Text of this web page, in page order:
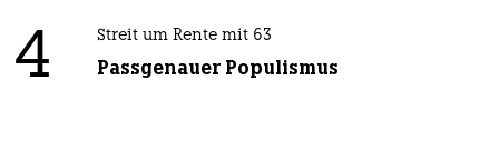
4 Streit um Rente mit 63
Passgenauer Populismus